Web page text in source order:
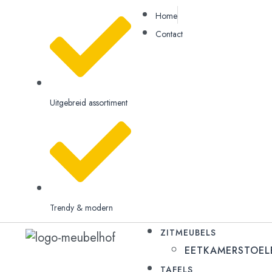
Uitgebreid assortiment
Trendy & modern
Home
Contact
ZITMEUBELS
TAFELS